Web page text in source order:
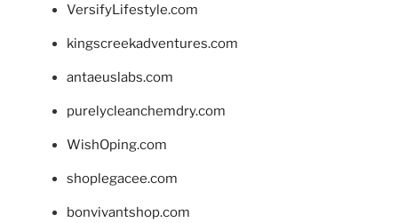
VersifyLifestyle.com
kingscreekadventures.com
antaeuslabs.com
purelycleanchemdry.com
WishOping.com
shoplegacee.com
bonvivantshop.com